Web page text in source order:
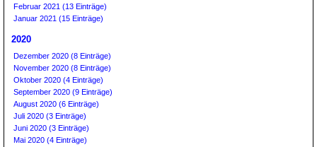
Februar 2021 (13 Einträge)
Januar 2021 (15 Einträge)
2020
Dezember 2020 (8 Einträge)
November 2020 (8 Einträge)
Oktober 2020 (4 Einträge)
September 2020 (9 Einträge)
August 2020 (6 Einträge)
Juli 2020 (3 Einträge)
Juni 2020 (3 Einträge)
Mai 2020 (4 Einträge)